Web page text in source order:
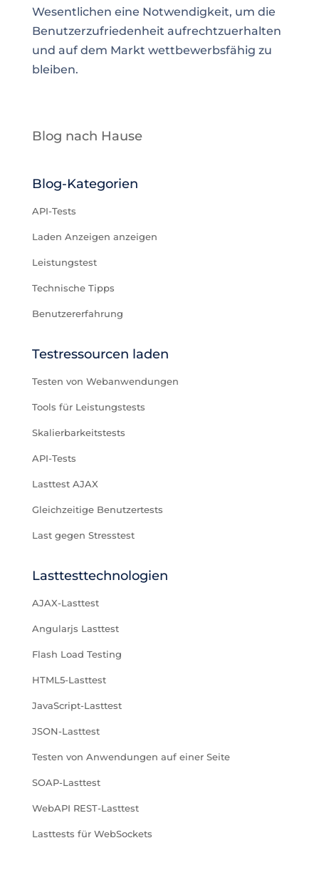
Wesentlichen eine Notwendigkeit, um die
Benutzerzufriedenheit aufrechtzuerhalten
und auf dem Markt wettbewerbsfähig zu
bleiben.
Blog nach Hause
Blog-Kategorien
API-Tests
Laden Anzeigen anzeigen
Leistungstest
Technische Tipps
Benutzererfahrung
Testressourcen laden
Testen von Webanwendungen
Tools für Leistungstests
Skalierbarkeitstests
API-Tests
Lasttest AJAX
Gleichzeitige Benutzertests
Last gegen Stresstest
Lasttesttechnologien
AJAX-Lasttest
Angularjs Lasttest
Flash Load Testing
HTML5-Lasttest
JavaScript-Lasttest
JSON-Lasttest
Testen von Anwendungen auf einer Seite
SOAP-Lasttest
WebAPI REST-Lasttest
Lasttests für WebSockets